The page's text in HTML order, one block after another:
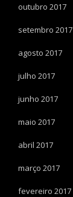
outubro 2017
setembro 2017
agosto 2017
julho 2017
junho 2017
maio 2017
abril 2017
março 2017
fevereiro 2017